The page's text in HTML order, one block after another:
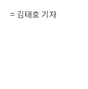
= 김태호 기자